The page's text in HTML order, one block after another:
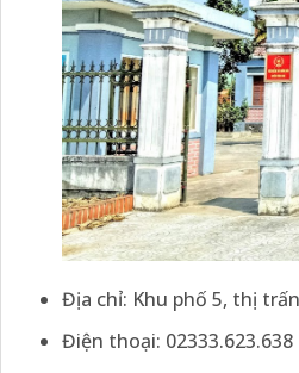
Địa chỉ: Khu phố 5, thị
Điện thoại: 02333.623.638